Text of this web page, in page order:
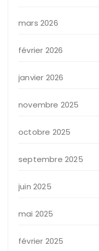
mars 2026
février 2026
janvier 2026
novembre 2025
octobre 2025
septembre 2025
juin 2025
mai 2025
février 2025